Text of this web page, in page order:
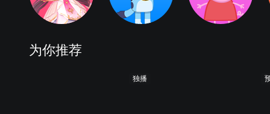
为你推荐
独播